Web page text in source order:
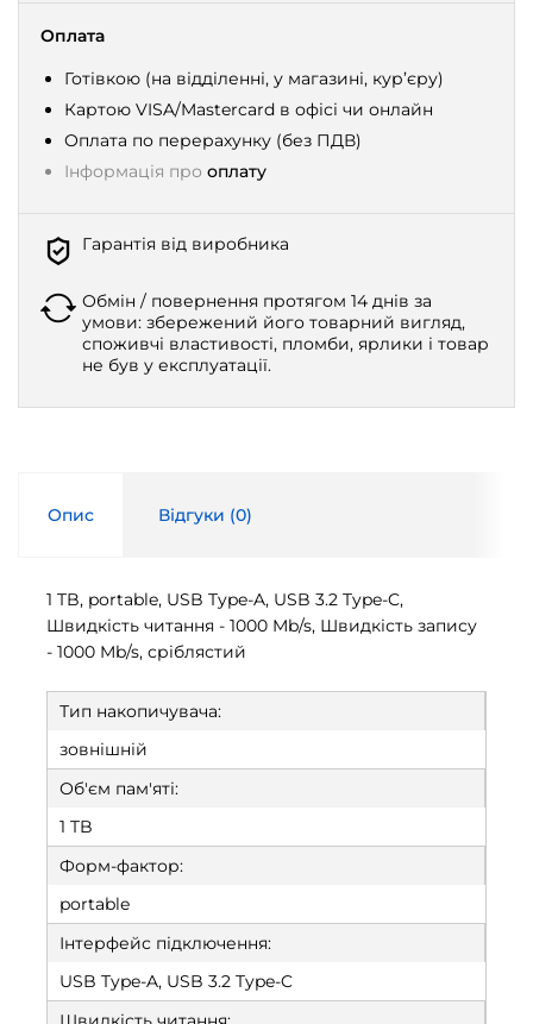
Оплата
Готівкою (на відділенні, у магазині, кур’єру)
Картою VISA/Mastercard в офісі чи онлайн
Оплата по перерахунку (без ПДВ)
Інформація про оплату
Гарантія від виробника
Обмін / повернення протягом 14 днів за
умови: збережений його товарний вигляд,
споживчі властивості, пломби, ярлики і товар
не був у експлуатації.
Опис Відгуки (0)
1 TB, portable, USB Type-A, USB 3.2 Type-C,
Швидкість читання - 1000 Mb/s, Швидкість запису
- 1000 Mb/s, сріблястий
Тип накопичувача:
зовнішній
Об'єм пам'яті:
1 TB
Форм-фактор:
portable
Інтерфейс підключення:
USB Type-A, USB 3.2 Type-C